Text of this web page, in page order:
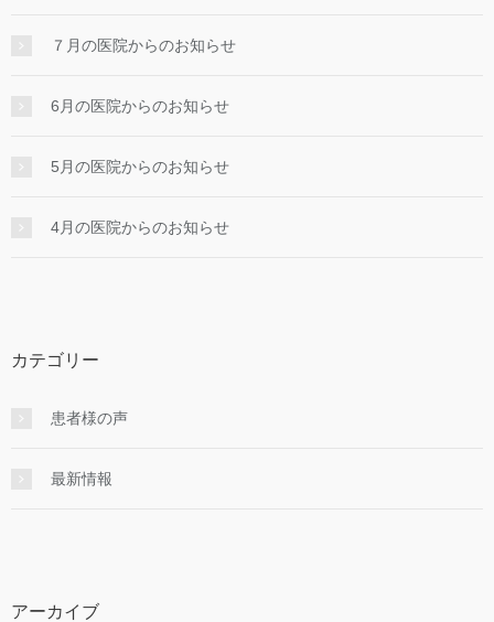
７月の医院からのお知らせ
6月の医院からのお知らせ
5月の医院からのお知らせ
4月の医院からのお知らせ
カテゴリー
患者様の声
最新情報
アーカイブ